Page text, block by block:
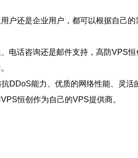
户还是企业用户，都可以根据自己
话咨询还是邮件支持，高防VPS
DDoS能力、优质的网络性能、灵
恒创作为自己的VPS提供商。